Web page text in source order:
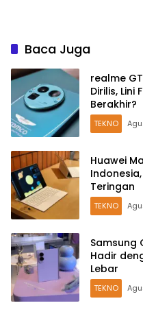
Baca Juga
realme
Dirilis,
Berakhir?
TEKNO
Huawei
Teringan
TEKNO
Samsung
Hadir
Lebar
TEKNO